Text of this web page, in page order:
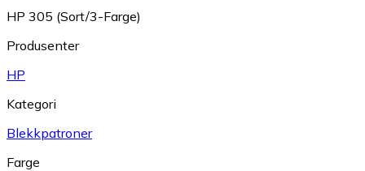
HP 305 (Sort/3-Farge)
Produsenter
HP
Kategori
Blekkpatroner
Farge